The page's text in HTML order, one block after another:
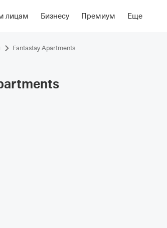
лицам Бизнесу Премиум Еще
НомераОриентирыОб отеле
Fantastay Apartments